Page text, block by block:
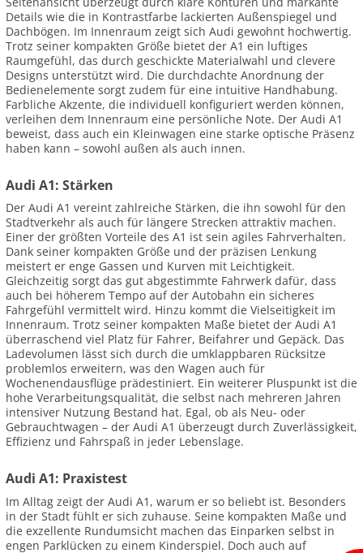
Details wie die in Kontrastfarbe lackierten Außenspiegel und
Dachbögen. Im Innenraum zeigt sich Audi gewohnt hochwertig.
Trotz seiner kompakten Größe bietet der A1 ein luftiges
Raumgefühl, das durch geschickte Materialwahl und clevere
Designs unterstützt wird. Die durchdachte Anordnung der
Bedienelemente sorgt zudem für eine intuitive Handhabung.
Farbliche Akzente, die individuell konfiguriert werden können,
verleihen dem Innenraum eine persönliche Note. Der Audi A1
beweist, dass auch ein Kleinwagen eine starke optische Präsenz
haben kann – sowohl außen als auch innen.
Audi A1: Stärken
Der Audi A1 vereint zahlreiche Stärken, die ihn sowohl für den
Stadtverkehr als auch für längere Strecken attraktiv machen.
Einer der größten Vorteile des A1 ist sein agiles Fahrverhalten.
Dank seiner kompakten Größe und der präzisen Lenkung
meistert er enge Gassen und Kurven mit Leichtigkeit.
Gleichzeitig sorgt das gut abgestimmte Fahrwerk dafür, dass
auch bei höherem Tempo auf der Autobahn ein sicheres
Fahrgefühl vermittelt wird. Hinzu kommt die Vielseitigkeit im
Innenraum. Trotz seiner kompakten Maße bietet der Audi A1
überraschend viel Platz für Fahrer, Beifahrer und Gepäck. Das
Ladevolumen lässt sich durch die umklappbaren Rücksitze
problemlos erweitern, was den Wagen auch für
Wochenendausflüge prädestiniert. Ein weiterer Pluspunkt ist die
hohe Verarbeitungsqualität, die selbst nach mehreren Jahren
intensiver Nutzung Bestand hat. Egal, ob als Neu- oder
Gebrauchtwagen – der Audi A1 überzeugt durch Zuverlässigkeit,
Effizienz und Fahrspaß in jeder Lebenslage.
Audi A1: Praxistest
Im Alltag zeigt der Audi A1, warum er so beliebt ist. Besonders
in der Stadt fühlt er sich zuhause. Seine kompakten Maße und
die exzellente Rundumsicht machen das Einparken selbst in
engen Parklücken zu einem Kinderspiel. Doch auch auf